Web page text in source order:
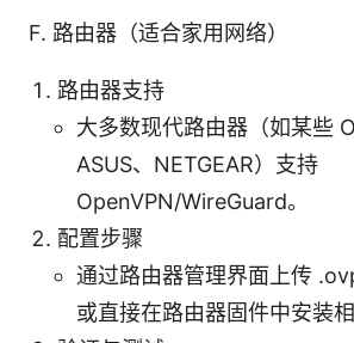
F. 路由器（适合家用网络）
路由器支持
大多数现代路由器（如某些
ASUS、NETGEAR）支持
OpenVPN/WireGuard。
配置步骤
通过路由器管理界面上传
或直接在路由器固件中安装相